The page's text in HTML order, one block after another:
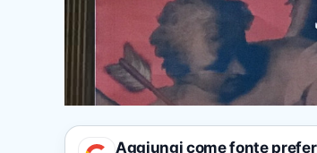
Aggiungi come fonte